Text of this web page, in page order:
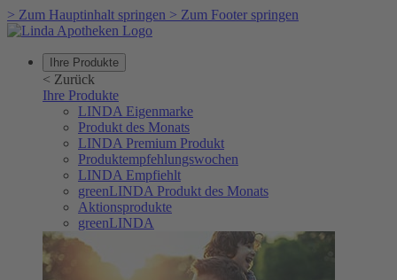
> Zum Hauptinhalt springen > Zum Footer springen
Ihre Produkte
< Zurück
Ihre Produkte
LINDA Eigenmarke
Produkt des Monats
LINDA Premium Produkt
Produktempfehlungswochen
LINDA Empfiehlt
greenLINDA Produkt des Monats
Aktionsprodukte
greenLINDA